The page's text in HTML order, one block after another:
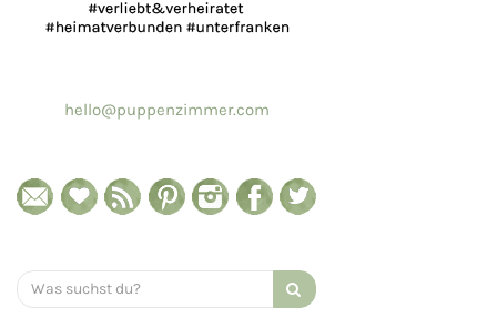
hello@puppenzimmer.com
Search
for: